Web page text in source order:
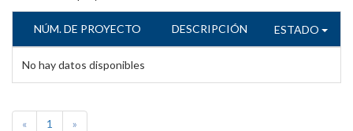
NÚM. DE PROYECTO DESCRIPCIÓN ESTADO
No hay datos disponibles
« 1 »